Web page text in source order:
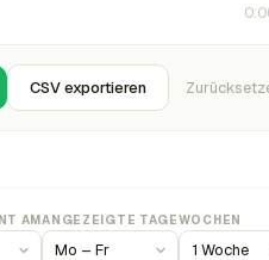
CSV exportieren
AMANGEZEIGTE TAGEWOCHEN